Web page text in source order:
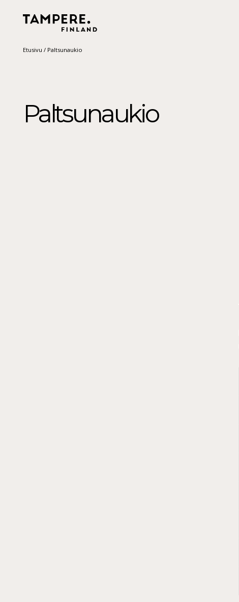
Etusivu / Paltsunaukio
Paltsunaukio